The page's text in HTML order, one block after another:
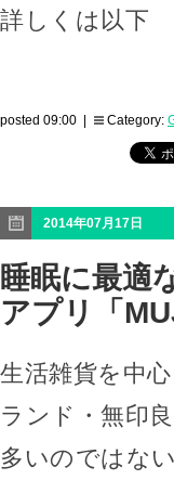
詳しくは以下
posted 09:00 | Category:
2014年07月17日
睡眠に最適
アプリ「
生活雑貨を中
ランド・無印
多いのではな